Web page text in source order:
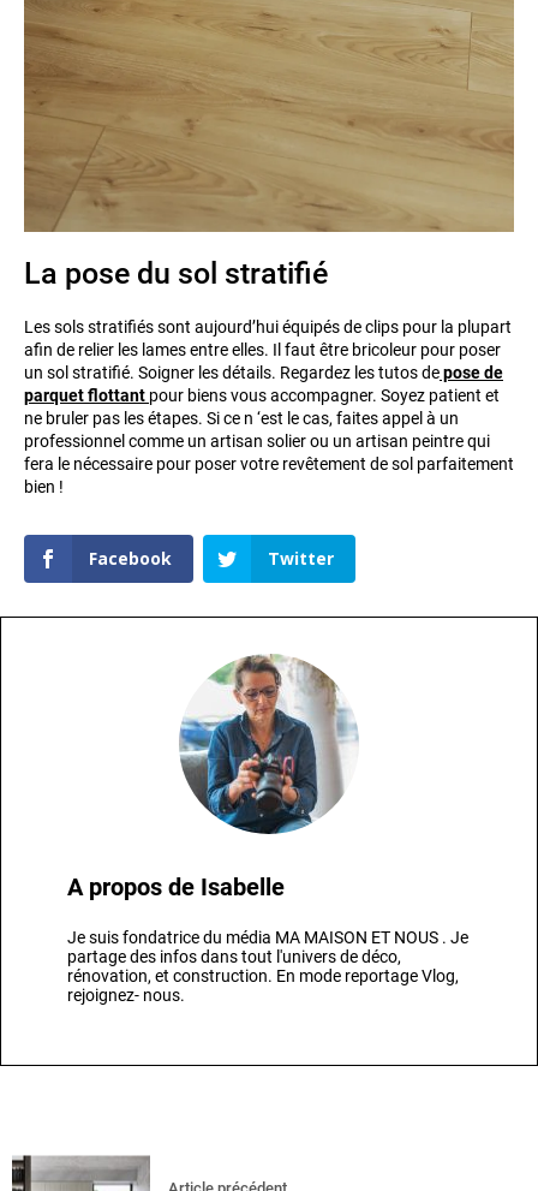
La pose du sol stratifié
Les sols stratifiés sont aujourd’hui équipés de clips pour la plupart
afin de relier les lames entre elles. Il faut être bricoleur pour poser
un sol stratifié. Soigner les détails. Regardez les tutos depose de
parquet flottant pour biens vous accompagner. Soyez patient et
ne bruler pas les étapes. Si ce n ‘est le cas, faites appel à un
professionnel comme un artisan solier ou un artisan peintre qui
fera le nécessaire pour poser votre revêtement de sol parfaitement
bien !
Facebook Twitter
A propos de Isabelle
Je suis fondatrice du média MA MAISON ET NOUS . Je
partage des infos dans tout l'univers de déco,
rénovation, et construction. En mode reportage Vlog,
rejoignez- nous.